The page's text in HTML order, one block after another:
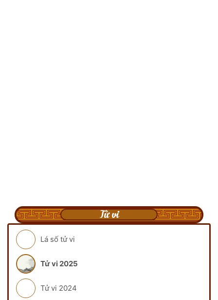
Tử vi
Lá số tử vi
Tử vi 2025
Tử vi 2024